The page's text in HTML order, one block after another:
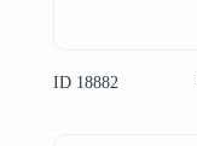
ID 18882